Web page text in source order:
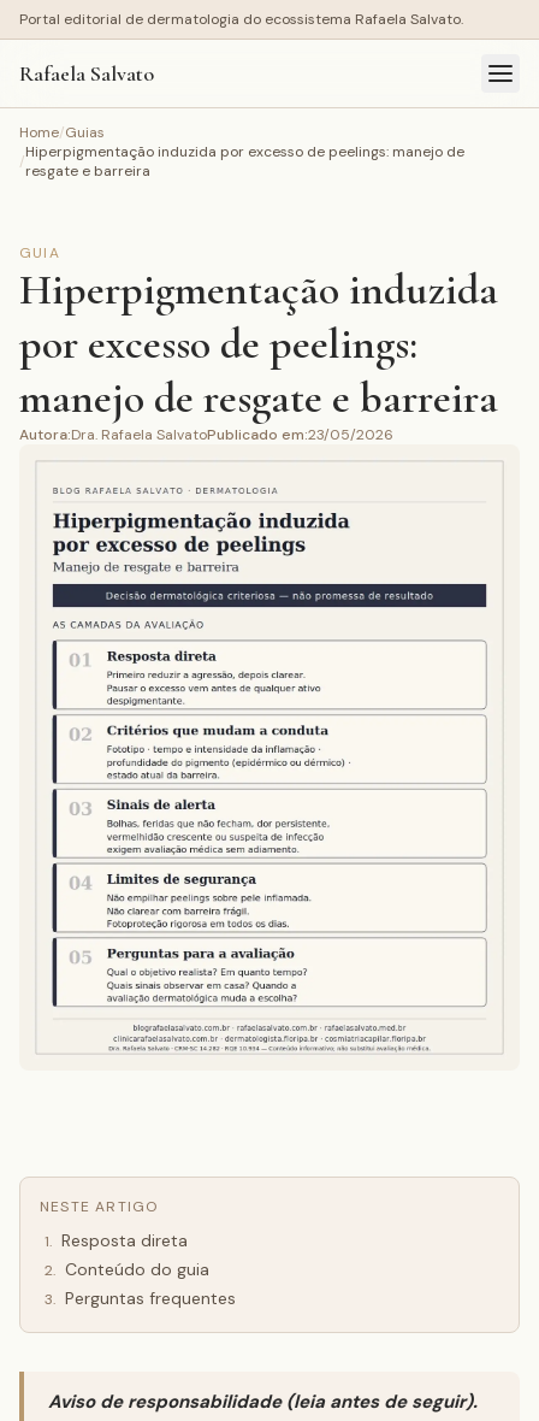
Portal editorial de dermatologia do ecossistema Rafaela Salvato.
Rafaela Salvato
Home/Guias
/Hiperpigmentação induzida por excesso de peelings: manejo de
resgate e barreira
GUIA
Hiperpigmentação induzida
por excesso de peelings:
manejo de resgate e barreira
Autora:Dra. Rafaela SalvatoPublicado em:23/05/2026
NESTE ARTIGO
1. Resposta direta
2. Conteúdo do guia
3. Perguntas frequentes
Aviso de responsabilidade (leia antes de seguir).